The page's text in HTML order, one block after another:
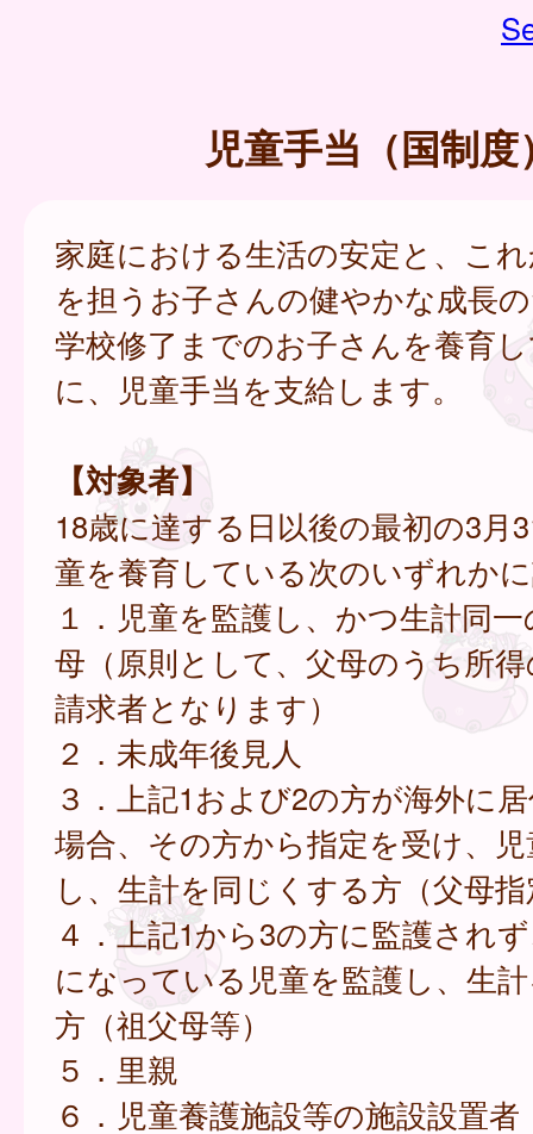
児童手当（国制度
家庭における生活の安定と、こ
を担うお子さんの健やかな成長
学校修了までのお子さんを養育
に、児童手当を支給します。
【対象者】
18歳に達する日以後の最初の3月
童を養育している次のいずれか
１．児童を監護し、かつ生計同
母（原則として、父母のうち所
請求者となります）
２．未成年後見人
３．上記1および2の方が海外に
場合、その方から指定を受け、
し、生計を同じくする方（父母
４．上記1から3の方に監護され
になっている児童を監護し、生
方（祖父母等）
５．里親
６．児童養護施設等の施設設置者